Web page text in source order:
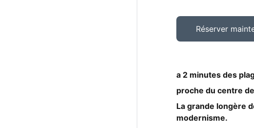
Réserver
a 2 minutes des
proche du centre
La grande longère
modernisme.